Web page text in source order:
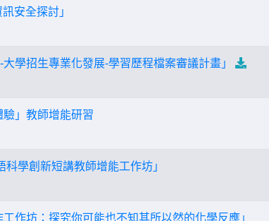
安全探討」
學招生專業化發展-學習歷程檔案審議計畫」
」教師增能研習
學創新短講教師增能工作坊」
作坊：探究你可能也不知其所以然的化學反應」